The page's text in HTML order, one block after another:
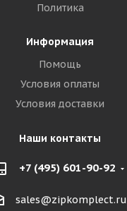
Политика
Информация
Помощь
Условия оплаты
Условия доставки
Наши контакты
+7 (495) 601-90-92
sales@zipkomplect.ru